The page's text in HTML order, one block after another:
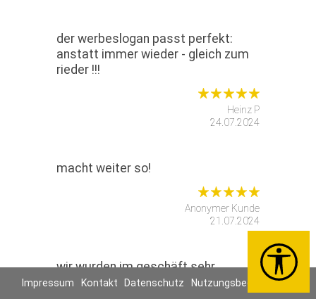
der werbeslogan passt perfekt:
anstatt immer wieder - gleich zum
rieder !!!
Heinz P
24.07.2024
macht weiter so!
Anonymer Kunde
21.07.2024
wir wurden im geschäft sehr
freundlich empfangen, die beratung
Impressum Kontakt Datenschutz Nutzungsbedingungen